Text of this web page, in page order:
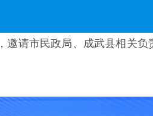
邀请市民政局、成武县相关负